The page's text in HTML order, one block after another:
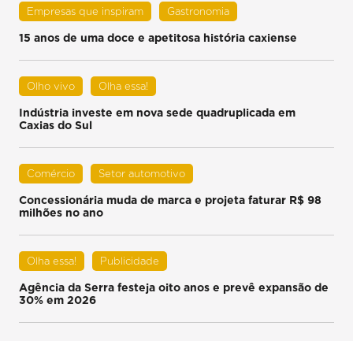
Empresas que inspiram Gastronomia
15 anos de uma doce e apetitosa história caxiense
Olho vivo Olha essa!
Indústria investe em nova sede quadruplicada em
Caxias do Sul
Comércio Setor automotivo
Concessionária muda de marca e projeta faturar R$ 98
milhões no ano
Olha essa! Publicidade
Agência da Serra festeja oito anos e prevê expansão de
30% em 2026